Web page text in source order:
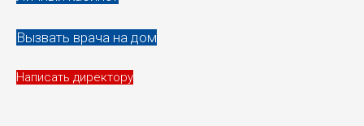
Вызвать врача на дом
Написать директору